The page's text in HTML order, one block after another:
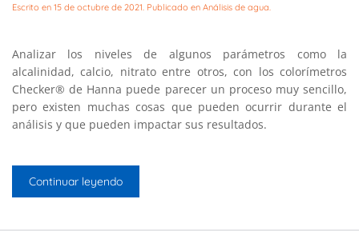
Escrito en 15 de octubre de 2021 . Publicado en Análisis de agua
Analizar los niveles de algunos parámetros como la
alcalinidad, calcio, nitrato entre otros, con los colorímetros
Checker® de Hanna puede parecer un proceso muy sencillo,
pero existen muchas cosas que pueden ocurrir durante el
análisis y que pueden impactar sus resultados.
Continuar leyendo